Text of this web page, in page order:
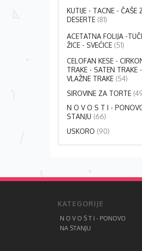
KUTIJE - TACNE - ČAŠE
DESERTE (81)
ACETATNA FOLIJA -
ŽICE - SVEĆICE (51)
CELOFAN KESE -
TRAKE - SATEN TRAKE -
VLAŽNE TRAKE (54)
SIROVINE ZA TORTE
N O V O S T I -
STANJU (66)
USKORO (90)
KATEGORIJE
N O V O S T I - PONOVO
NA STANJU